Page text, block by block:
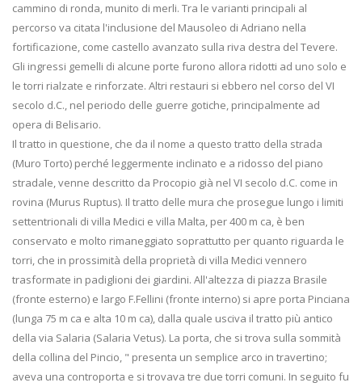
cammino di ronda, munito di merli. Tra le varianti principali al
percorso va citata l'inclusione del Mausoleo di Adriano nella
fortificazione, come castello avanzato sulla riva destra del Tevere.
Gli ingressi gemelli di alcune porte furono allora ridotti ad uno solo e
le torri rialzate e rinforzate. Altri restauri si ebbero nel corso del VI
secolo d.C., nel periodo delle guerre gotiche, principalmente ad
opera di Belisario.
Il tratto in questione, che da il nome a questo tratto della strada
(Muro Torto) perché leggermente inclinato e a ridosso del piano
stradale, venne descritto da Procopio già nel VI secolo d.C. come in
rovina (Murus Ruptus). Il tratto delle mura che prosegue lungo i limiti
settentrionali di villa Medici e villa Malta, per 400 m ca, è ben
conservato e molto rimaneggiato soprattutto per quanto riguarda le
torri, che in prossimità della proprietà di villa Medici vennero
trasformate in padiglioni dei giardini. All'altezza di piazza Brasile
(fronte esterno) e largo F.Fellini (fronte interno) si apre porta Pinciana
(lunga 75 m ca e alta 10 m ca), dalla quale usciva il tratto più antico
della via Salaria (Salaria Vetus). La porta, che si trova sulla sommità
della collina del Pincio, " presenta un semplice arco in travertino;
aveva una controporta e si trovava tre due torri comuni. In seguito fu